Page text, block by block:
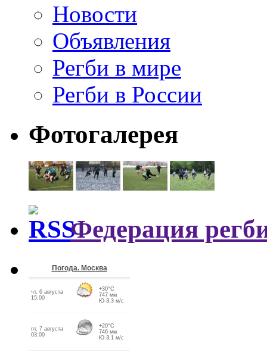
Новости
Объявления
Регби в мире
Регби в России
Фотогалерея
Федерация
Погода. Москва